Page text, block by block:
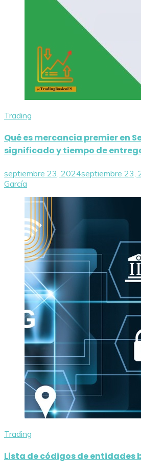
Trading
Qué es mercancia premier en
significado y tiempo de
septiembre 23, 2024septiembre 23,
García
Trading
Lista de códigos de entidades